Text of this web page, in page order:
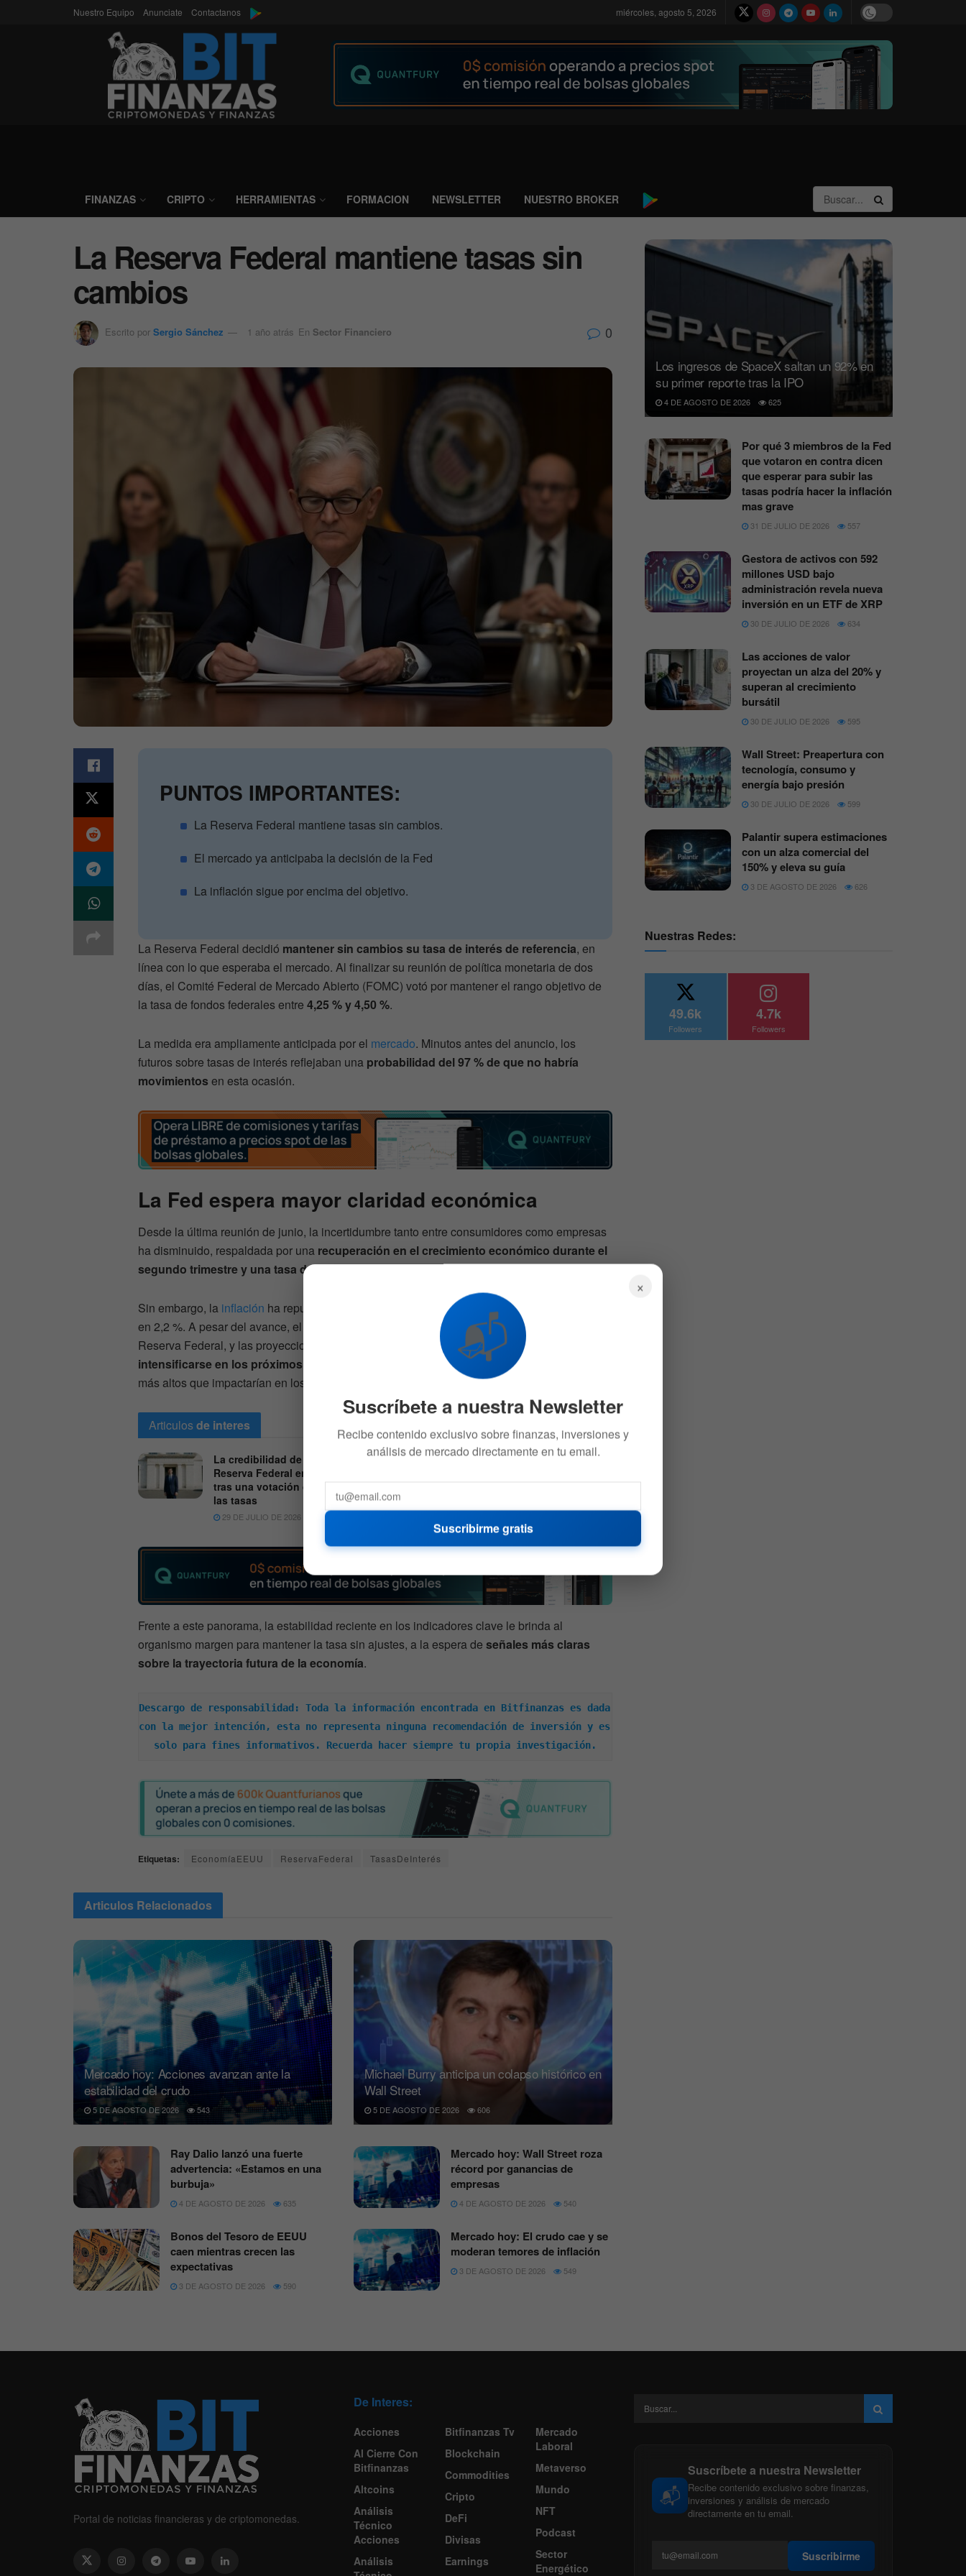
Nuestro Equipo Anunciate Contactanos miércoles, agosto 5, 2026
FINANZAS CRIPTO HERRAMIENTAS FORMACION NEWSLETTER NUESTRO BROKER
La Reserva Federal mantiene tasas sin
cambios
Escrito por Sergio Sánchez 1 año atrás En Sector Financiero 0
PUNTOS IMPORTANTES:
La Reserva Federal mantiene tasas sin cambios.
El mercado ya anticipaba la decisión de la Fed
La inflación sigue por encima del objetivo.
La Reserva Federal decidió mantener sin cambios su tasa de interés de referencia, en
línea con lo que esperaba el mercado. Al finalizar su reunión de política monetaria de dos
días, el Comité Federal de Mercado Abierto (FOMC) votó por mantener el rango objetivo de
la tasa de fondos federales entre 4,25 % y 4,50 %.
La medida era ampliamente anticipada por el mercado. Minutos antes del anuncio, los
futuros sobre tasas de interés reflejaban una probabilidad del 97 % de que no habría
movimientos en esta ocasión.
La Fed espera mayor claridad económica
Desde la última reunión de junio, la incertidumbre tanto entre consumidores como empresas
ha disminuido, respaldada por una recuperación en el crecimiento económico durante el
segundo trimestre y una tasa de desempleo que se mantiene baja.
Sin embargo, la inflación ha repuntado levemente desde el mínimo de abril, cuando se ubicó
en 2,2 %. A pesar del avance, el nivel actual continúa por encima del objetivo del 2 % de la
Reserva Federal, y las proyecciones apuntan a que la
presión sobre los precios podría
intensificarse en los próximos meses
, especialmente con la entrada en vigor de aranceles
más altos que impactarían en los costos empresariales.
Articulosde interes
La credibilidad de la
Reserva Federal en duda
tras una votación de 9-3 en
las tasas
29 DE JULIO DE 2026 552
Moody’s advierte que la
Frente a este panorama, la estabilidad reciente en los indicadores clave le brinda al
organismo margen para mantener la tasa sin ajustes, a la espera de señales más claras
sobre la trayectoria futura de la economía.
Descargo de responsabilidad: Toda la información encontrada en Bitfinanzas es dada
con la mejor intención, esta no representa ninguna recomendación de inversión y es
solo para fines informativos. Recuerda hacer siempre tu propia investigación.
Etiquetas: EconomíaEEUU ReservaFederal TasasDeInterés
Articulos Relacionados
Mercado hoy: Acciones avanzan ante la
estabilidad del crudo
5 DE AGOSTO DE 2026 543
Michael Burry anticipa un colapso histórico en
Wall Street
5 DE AGOSTO DE 2026 606
Ray Dalio lanzó una fuerte
advertencia: «Estamos en una
burbuja»
4 DE AGOSTO DE 2026 635
Mercado hoy: Wall Street roza
récord por ganancias de
empresas
4 DE AGOSTO DE 2026 540
Bonos del Tesoro de EEUU
caen mientras crecen las
expectativas
3 DE AGOSTO DE 2026 590
Mercado hoy: El crudo cae y se
moderan temores de inflación
3 DE AGOSTO DE 2026 549
Los ingresos de SpaceX saltan un 92% en
su primer reporte tras la IPO
4 DE AGOSTO DE 2026 625
Por qué 3 miembros de la Fed
que votaron en contra dicen
que esperar para subir las
tasas podría hacer la inflación
mas grave
31 DE JULIO DE 2026 557
Gestora de activos con 592
millones USD bajo
administración revela nueva
inversión en un ETF de XRP
30 DE JULIO DE 2026 634
Las acciones de valor
proyectan un alza del 20% y
superan al crecimiento
bursátil
30 DE JULIO DE 2026 595
Wall Street: Preapertura con
tecnología, consumo y
energía bajo presión
30 DE JULIO DE 2026 599
Palantir supera estimaciones
con un alza comercial del
150% y eleva su guía
3 DE AGOSTO DE 2026 626
Nuestras Redes:
49.6k
Followers
4.7k
Followers
Portal de noticias financieras y de criptomonedas.
De Interes:
Acciones
Al Cierre Con
Bitfinanzas
Altcoins
Análisis
Técnico
Acciones
Análisis
Bitfinanzas Tv
Blockchain
Commodities
Cripto
DeFi
Divisas
Earnings
Mercado
Laboral
Metaverso
Mundo
NFT
Podcast
Sector
Energético
📬
Suscríbete a nuestra Newsletter
Recibe contenido exclusivo sobre finanzas,
inversiones y análisis de mercado
directamente en tu email.
Suscribirme
×
📬
Suscríbete a nuestra Newsletter
Recibe contenido exclusivo sobre finanzas, inversiones y
análisis de mercado directamente en tu email.
Suscribirme gratis